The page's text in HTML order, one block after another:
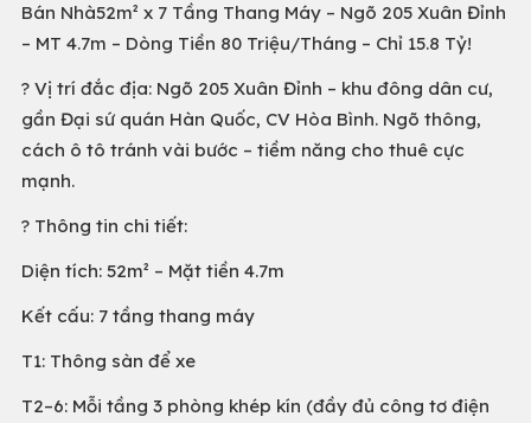
Bán Nhà52m² x 7 Tầng Thang Máy – Ngõ 205 Xuân Đỉnh
– MT 4.7m – Dòng Tiền 80 Triệu/Tháng – Chỉ 15.8 Tỷ!
? Vị trí đắc địa: Ngõ 205 Xuân Đỉnh – khu đông dân cư,
gần Đại sứ quán Hàn Quốc, CV Hòa Bình. Ngõ thông,
cách ô tô tránh vài bước – tiềm năng cho thuê cực
mạnh.
? Thông tin chi tiết:
Diện tích: 52m² – Mặt tiền 4.7m
Kết cấu: 7 tầng thang máy
T1: Thông sàn để xe
T2–6: Mỗi tầng 3 phòng khép kín (đầy đủ công tơ điện